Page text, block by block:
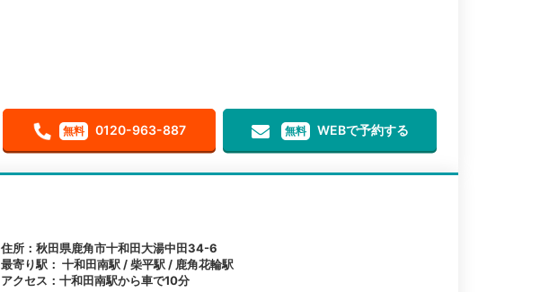
無料 0120-963-887 無料 WEBで予約する
住所：秋田県鹿角市十和田大湯中田34-6
最寄り駅： 十和田南駅 / 柴平駅 / 鹿角花輪駅
アクセス：十和田南駅から車で10分